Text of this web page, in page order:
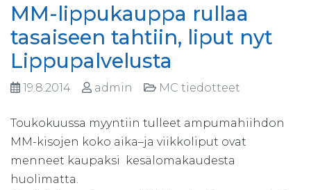
MM-lippukauppa rullaa
tasaiseen tahtiin, liput nyt
Lippupalvelusta
19.8.2014 admin MC tiedotteet
Toukokuussa myyntiin tulleet ampumahiihdon
MM-kisojen koko aika–ja viikkoliput ovat
menneet kaupaksi kesälomakaudesta
huolimatta.